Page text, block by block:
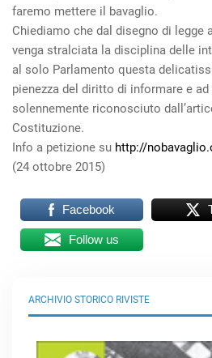
faremo mettere il bavaglio.
Chiediamo che dal disegno di legge
venga stralciata la disciplina delle
al solo Parlamento questa
pienezza del diritto di informare e
solennemente riconosciuto
Costituzione.
Info a petizione su http://
(24 ottobre 2015)
Facebook
Follow us
ARCHIVIO STORICO RIVISTE